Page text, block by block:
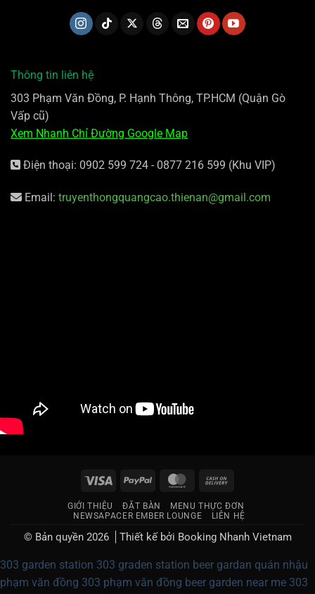
Thông tin liên hệ
303 Phạm Văn Đồng, P. Hạnh Thông, TP.HCM (Quận Gò
Vấp cũ)
Xem Nhanh Chỉ Đường Google Map
Điện thoại: 0902 599 724 - 0877 216 599 (Khu VIP)
Email: truyenthongquangcao.thienan@gmail.com
Visa PayPal MasterCard
Delivery
GIỚI THIỆU ĐẶT BÀN
MENU THỰC ĐƠN
NEWSAPACER EMBER LOUNGE
LIÊN HỆ
© Bản quyền 2026 Thiết kế bởi Booking Nhanh Vietnam
303 garden station 303 graden station beer gardan quán nhậu
phạm văn đồng 303 phạm văn đồng beer garden near me 303